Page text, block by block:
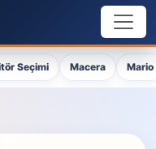
Seçimi Macera Mario